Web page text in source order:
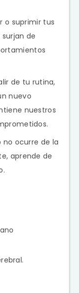
o suprimir tus
de
de tu rutina,
nuevo
nuestros
no ocurre de la
aprende de